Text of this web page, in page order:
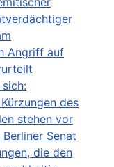
Angriff auf
des
stehen vor
Senat
die den